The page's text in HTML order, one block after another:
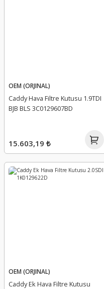
OEM (ORJINAL)
Caddy Hava Filtre Kutusu 1.9TDI
BJB BLS 3C0129607BD
15.603,19 ₺
OEM (ORJINAL)
Caddy Ek Hava Filtre Kutusu